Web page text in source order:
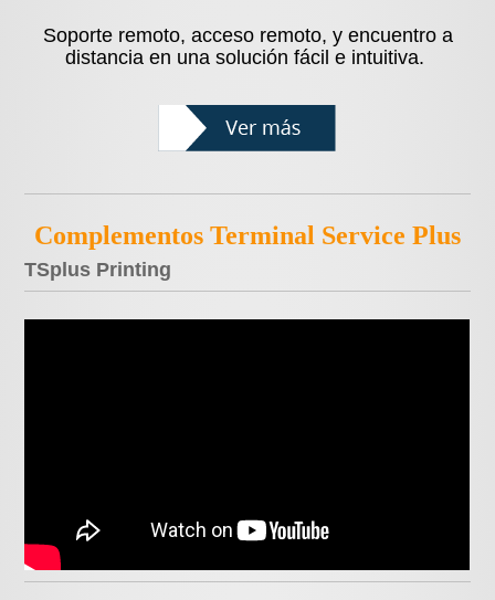
Soporte remoto, acceso remoto, y encuentro a
distancia en una solución fácil e intuitiva.
Complementos Terminal Service Plus
TSplus Printing